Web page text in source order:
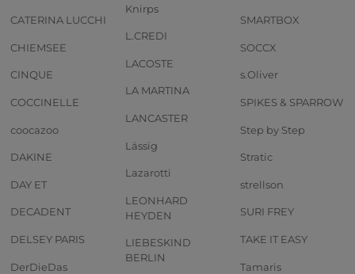
CATERINA LUCCHI
CHIEMSEE
CINQUE
COCCINELLE
coocazoo
DAKINE
DAY ET
DECADENT
DELSEY PARIS
DerDieDas
Knirps
L.CREDI
LACOSTE
LA MARTINA
LANCASTER
Lässig
Lazarotti
LEONHARD
HEYDEN
LIEBESKIND
BERLIN
SMARTBOX
SOCCX
s.Oliver
SPIKES & SPARROW
Step by Step
Stratic
strellson
SURI FREY
TAKE IT EASY
Tamaris